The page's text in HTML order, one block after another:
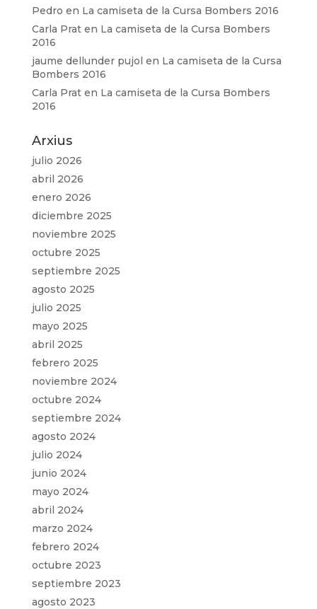
Pedro en La camiseta de la Cursa Bombers 2016
Carla Praten La camiseta de la Cursa Bombers
2016
jaume dellunder pujol en La camiseta de la Cursa
Bombers 2016
Carla Praten La camiseta de la Cursa Bombers
2016
Arxius
julio 2026
abril 2026
enero 2026
diciembre 2025
noviembre 2025
octubre 2025
septiembre 2025
agosto 2025
julio 2025
mayo 2025
abril 2025
febrero 2025
noviembre 2024
octubre 2024
septiembre 2024
agosto 2024
julio 2024
junio 2024
mayo 2024
abril 2024
marzo 2024
febrero 2024
octubre 2023
septiembre 2023
agosto 2023